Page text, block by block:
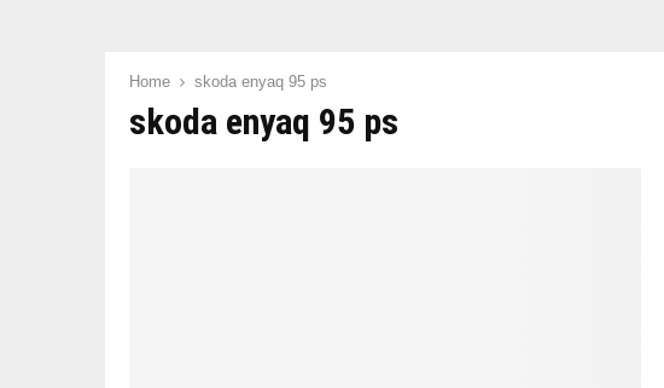
Home skoda enyaq 95 ps
skoda enyaq 95 ps